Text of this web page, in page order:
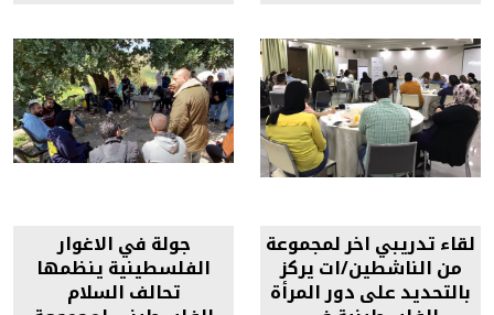
لقاء تدريبي اخر لمجموعة
من الناشطين/ات يركز
بالتحديد على دور المرأة
جولة في الاغوار
الفلسطينية ينظمها
تحالف السلام